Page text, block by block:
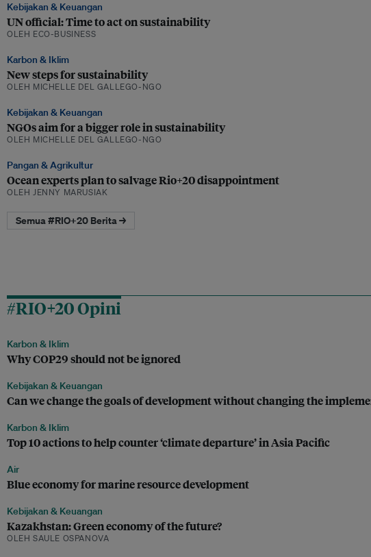
Kebijakan & Keuangan
UN official: Time to act on sustainability
OLEH ECO-BUSINESS
Karbon & Iklim
New steps for sustainability
OLEH MICHELLE DEL GALLEGO-NGO
Kebijakan & Keuangan
NGOs aim for a bigger role in sustainability
OLEH MICHELLE DEL GALLEGO-NGO
Pangan & Agrikultur
Ocean experts plan to salvage Rio+20 disappointment
OLEH JENNY MARUSIAK
Semua #RIO+20 Berita →
#RIO+20 Opini
Karbon & Iklim
Why COP29 should not be ignored
Kebijakan & Keuangan
Can we change the goals of development without changing the
Karbon & Iklim
Top 10 actions to help counter ‘climate departure’ in Asia Pacific
Air
Blue economy for marine resource development
Kebijakan & Keuangan
Kazakhstan: Green economy of the future?
OLEH SAULE OSPANOVA